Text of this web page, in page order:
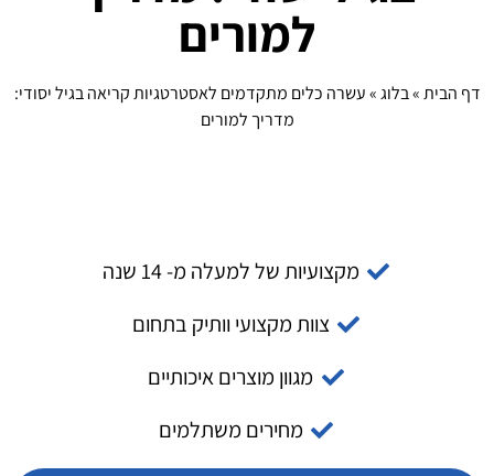
למורים
דף הבית»בלוג»עשרה כלים מתקדמים לאסטרטגיות קריאה בגיל יסודי:
מדריך למורים
מקצועיות של למעלה מ- 14 שנה
צוות מקצועי וותיק בתחום
מגוון מוצרים איכותיים
מחירים משתלמים